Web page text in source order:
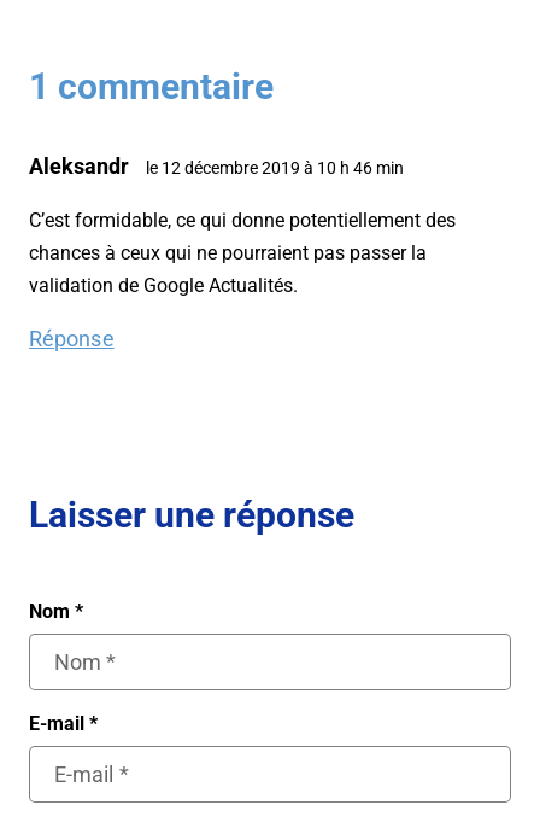
1 commentaire
Aleksandr le 12 décembre 2019 à 10 h 46 min
C’est formidable, ce qui donne potentiellement des
chances à ceux qui ne pourraient pas passer la
validation de Google Actualités.
Réponse
Laisser une réponse
Nom *
E-mail *